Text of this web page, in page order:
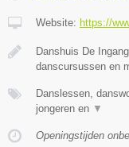
Website: https://
Danshuis De
danscursussen en
Danslessen,
jongeren en ▼
Openingstijden